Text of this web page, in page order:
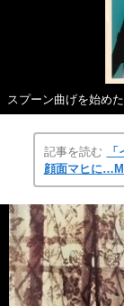
スプーン曲げを始め
記事を読む
顔面マヒに